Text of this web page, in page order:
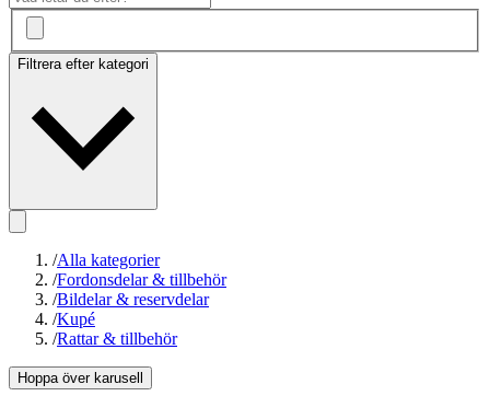
Filtrera efter kategori
/Alla kategorier
/Fordonsdelar & tillbehör
/Bildelar & reservdelar
/Kupé
/Rattar & tillbehör
Hoppa över karusell